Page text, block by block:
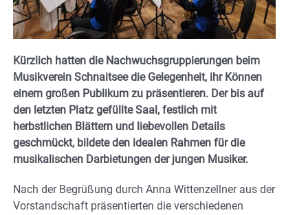
Kürzlich hatten die Nachwuchsgruppierungen beim
Musikverein Schnaitsee die Gelegenheit, ihr Können
einem großen Publikum zu präsentieren. Der bis auf
den letzten Platz gefüllte Saal, festlich mit
herbstlichen Blättern und liebevollen Details
geschmückt, bildete den idealen Rahmen für die
musikalischen Darbietungen der jungen Musiker.
Nach der Begrüßung durch Anna Wittenzellner aus der
Vorstandschaft präsentierten die verschiedenen